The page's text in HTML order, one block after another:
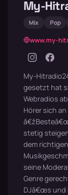
My-
Mix Pop
www.my-
My-
gesetzt hat
Webradios
Hörer sich
stetig
dem
seine
Genre
DJâ€œs und